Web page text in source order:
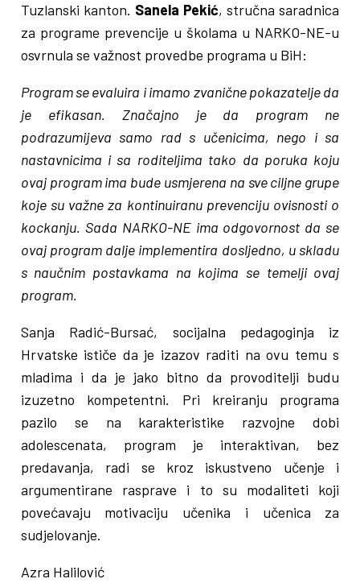
Tuzlanski kanton. Sanela Pekić, stručna saradnica
za programe prevencije u školama u NARKO-NE-u
osvrnula se važnost provedbe programa u BiH:
Program se evaluira i imamo zvanične pokazatelje da
je efikasan. Značajno je da program ne
podrazumijeva samo rad s učenicima, nego i sa
nastavnicima i sa roditeljima tako da poruka koju
ovaj program ima bude usmjerena na sve ciljne grupe
koje su važne za kontinuiranu prevenciju ovisnosti o
kockanju. Sada NARKO-NE ima odgovornost da se
ovaj program dalje implementira dosljedno, u skladu
s naučnim postavkama na kojima se temelji ovaj
program.
Sanja Radić-Bursać, socijalna pedagoginja iz
Hrvatske ističe da je izazov raditi na ovu temu s
mladima i da je jako bitno da provoditelji budu
izuzetno kompetentni. Pri kreiranju programa
pazilo se na karakteristike razvojne dobi
adolescenata, program je interaktivan, bez
predavanja, radi se kroz iskustveno učenje i
argumentirane rasprave i to su modaliteti koji
povećavaju motivaciju učenika i učenica za
sudjelovanje.
Azra Halilović